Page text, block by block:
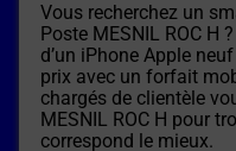
Vous recherchez un
Poste MESNIL ROC H
d’un iPhone Apple
prix avec un forfait
chargés de clientèle
MESNIL ROC H pour
correspond le mieux.